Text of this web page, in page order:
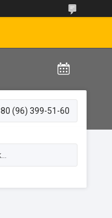
(96) 399-51-60